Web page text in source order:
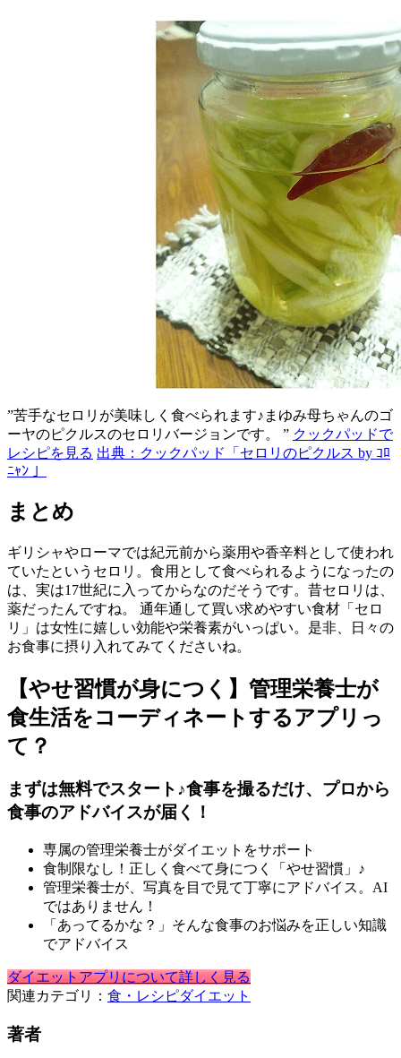
”苦手なセロリが美味しく食べられます♪まゆみ母ちゃんのゴ
ーヤのピクルスのセロリバージョンです。 ” クックパッドで
レシピを見る 出典：クックパッド「セロリのピクルス by ｺﾛ
ﾆｬﾝ 」
まとめ
ギリシャやローマでは紀元前から薬用や香辛料として使われ
ていたというセロリ。食用として食べられるようになったの
は、実は17世紀に入ってからなのだそうです。昔セロリは、
薬だったんですね。 通年通して買い求めやすい食材「セロ
リ」は女性に嬉しい効能や栄養素がいっぱい。是非、日々の
お食事に摂り入れてみてくださいね。
【やせ習慣が身につく】管理栄養士が
食生活をコーディネートするアプリっ
て？
まずは無料でスタート♪食事を撮るだけ、プロから
食事のアドバイスが届く！
専属の管理栄養士がダイエットをサポート
食制限なし！正しく食べて身につく「やせ習慣」♪
管理栄養士が、写真を目で見て丁寧にアドバイス。AI
ではありません！
「あってるかな？」そんな食事のお悩みを正しい知識
でアドバイス
ダイエットアプリについて詳しく見る
関連カテゴリ： 食・レシピダイエット
著者